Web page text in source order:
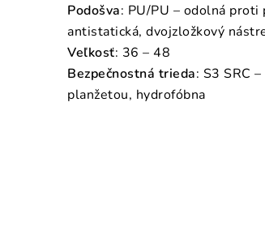
Podošva: PU/PU – odolná
antistatická, dvojzložkový
Veľkosť: 36 – 48
Bezpečnostná trieda: S3 SRC
planžetou, hydrofóbna